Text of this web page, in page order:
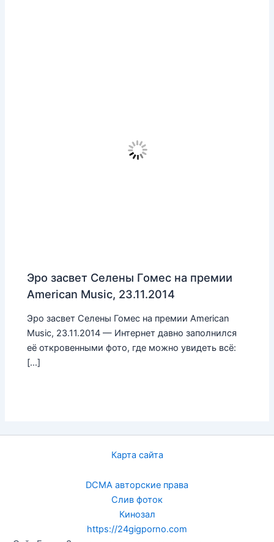
Эро засвет Селены Гомес на премии
American Music, 23.11.2014
Эро засвет Селены Гомес на премии American
Music, 23.11.2014 — Интернет давно заполнился
её откровенными фото, где можно увидеть всё:
[…]
Карта сайта
DCMA авторские права
Слив фоток
Кинозал
https://24gigporno.com